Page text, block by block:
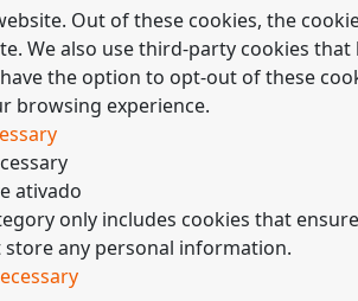
Out of these cookies, the
also use third-party cookies
the option to opt-out of these
browsing experience.
ativado
only includes cookies that
any personal information.